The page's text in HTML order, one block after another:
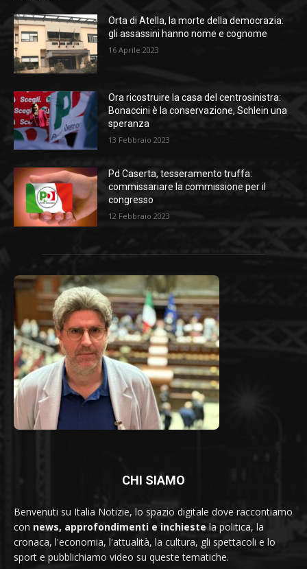
Orta di Atella, la morte della democrazia:
gli assassini hanno nome e cognome
16 Aprile 2023
Ora ricostruire la casa del centrosinistra:
Bonaccini è la conservazione, Schlein una
speranza
13 Febbraio 2023
Pd Caserta, tesseramento truffa:
commissariare la commissione per il
congresso
12 Febbraio 2023
CHI SIAMO
Benvenuti su Italia Notizie, lo spazio digitale dove raccontiamo
con news, approfondimenti e inchieste la politica, la
cronaca, l'economia, l'attualità, la cultura, gli spettacoli e lo
sport e pubblichiamo video su queste tematiche.